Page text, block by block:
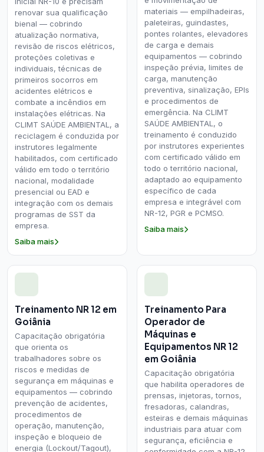
renovar sua qualificação
bienal — cobrindo
atualização normativa,
revisão de riscos elétricos,
proteções coletivas e
individuais, técnicas de
primeiros socorros em
acidentes elétricos e
combate a incêndios em
instalações elétricas. Na
CLIMT SAÚDE AMBIENTAL, a
reciclagem é conduzida por
instrutores legalmente
habilitados, com certificado
válido em todo o território
nacional, modalidade
presencial ou EAD e
integração com os demais
programas de SST da
empresa.
Saiba mais
materiais — empilhadeiras,
paleteiras, guindastes,
pontes rolantes, elevadores
de carga e demais
equipamentos — cobrindo
inspeção prévia, limites de
carga, manutenção
preventiva, sinalização, EPIs
e procedimentos de
emergência. Na CLIMT
SAÚDE AMBIENTAL, o
treinamento é conduzido
por instrutores experientes
com certificado válido em
todo o território nacional,
adaptado ao equipamento
específico de cada
empresa e integrável com
NR-12, PGR e PCMSO.
Saiba mais
Treinamento NR 12 em
Goiânia
Capacitação obrigatória
que orienta os
trabalhadores sobre os
riscos e medidas de
segurança em máquinas e
equipamentos — cobrindo
prevenção de acidentes,
procedimentos de
operação, manutenção,
inspeção e bloqueio de
energia (Lockout/Tagout),
Treinamento Para
Operador de
Máquinas e
Equipamentos NR 12
em Goiânia
Capacitação obrigatória
que habilita operadores de
prensas, injetoras, tornos,
fresadoras, calandras,
esteiras e demais máquinas
industriais para atuar com
segurança, eficiência e